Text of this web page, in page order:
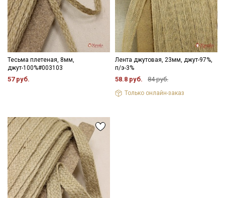
Тесьма плетеная, 8мм,
джут-100%#003103
57 руб.
Лента джутовая, 23мм, джут-97%,
п/э-3%
58.8 руб. 84 руб.
Только онлайн-заказ